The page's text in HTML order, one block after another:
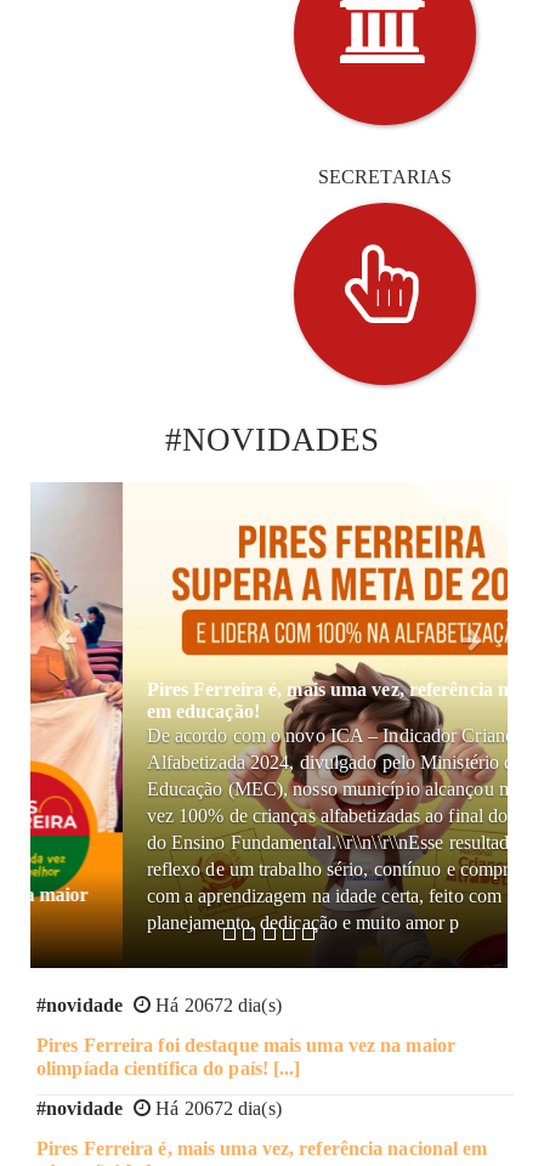
SECRETARIAS
NOTÍCIAS
OBRAS
#NOVIDADES
Pires Ferreira é, mais uma vez, referência nacional
em educação!
De acordo com o novo ICA – Indicador Criança
Alfabetizada 2024, divulgado pelo Ministério da
Educação (MEC), nosso município alcançou mais uma
vez 100% de crianças alfabetizadas ao final do 2º ano
do Ensino Fundamental.\\r\\n\\r\\nEsse resultado é
reflexo de um trabalho sério, contínuo e comprometido
com a aprendizagem na idade certa, feito com
planejamento, dedicação e muito amor p
#novidade
Há 20672 dia(s)
Pires Ferreira foi destaque mais uma vez na maior
olimpíada científica do país! [...]
#novidade
Há 20672 dia(s)
Pires Ferreira é, mais uma vez, referência nacional em